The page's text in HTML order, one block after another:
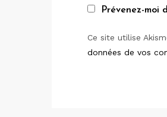
Prévenez-moi
Ce site utilise
données de vos